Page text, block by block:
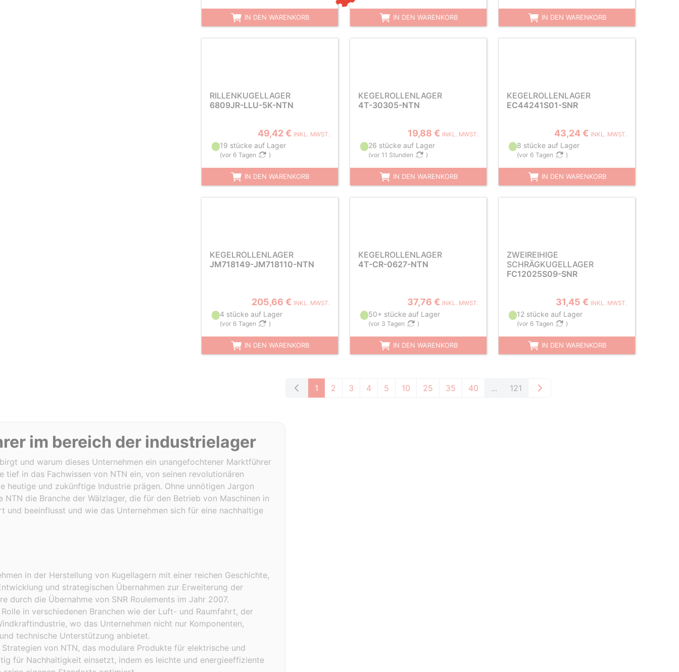
IN DEN WARENKORB IN DEN WARENKORB IN DEN WARENKORB
RILLENKUGELLAGER
6809JR-LLU-5K-NTN
49,42 € INKL. MWST.
19 stücke auf Lager
(vor 6 Tagen )
IN DEN WARENKORB
KEGELROLLENLAGER
4T-30305-NTN
19,88 € INKL. MWST.
26 stücke auf Lager
(vor 11 Stunden )
IN DEN WARENKORB
KEGELROLLENLAGER
EC44241S01-SNR
43,24 € INKL. MWST.
8 stücke auf Lager
(vor 6 Tagen )
IN DEN WARENKORB
KEGELROLLENLAGER
JM718149-JM718110-NTN
205,66 € INKL. MWST.
4 stücke auf Lager
(vor 6 Tagen )
IN DEN WARENKORB
KEGELROLLENLAGER
4T-CR-0627-NTN
37,76 € INKL. MWST.
50+ stücke auf Lager
(vor 3 Tagen )
IN DEN WARENKORB
ZWEIREIHIGE
SCHRÄGKUGELLAGER
FC12025S09-SNR
31,45 € INKL. MWST.
12 stücke auf Lager
(vor 6 Tagen )
IN DEN WARENKORB
1 2 3 4 5 10 25 35 40 ... 121
im bereich der industrielager
und warum dieses Unternehmen ein unangefochtener Marktführer
in das Fachwissen von NTN ein, von seinen revolutionären
heutige und zukünftige Industrie prägen. Ohne unnötigen Jargon
die Branche der Wälzlager, die für den Betrieb von Maschinen in
und beeinflusst und wie das Unternehmen sich für eine nachhaltige
in der Herstellung von Kugellagern mit einer reichen Geschichte,
und strategischen Übernahmen zur Erweiterung der
durch die Übernahme von SNR Roulements im Jahr 2007.
in verschiedenen Branchen wie der Luft- und Raumfahrt, der
wo das Unternehmen nicht nur Komponenten,
technische Unterstützung anbietet.
von NTN, das modulare Produkte für elektrische und
für Nachhaltigkeit einsetzt, indem es leichte und energieeffiziente